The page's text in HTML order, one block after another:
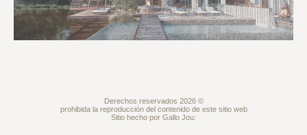
Derechos reservados 2026 ©
prohibida la reproducción del contenido de este sitio web
Sitio hecho por Gallo Jou: